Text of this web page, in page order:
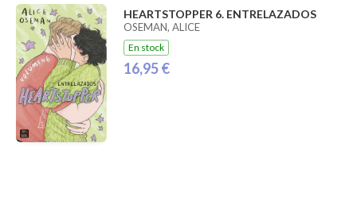
HEARTSTOPPER 6. ENTRELAZADOS
OSEMAN, ALICE
En stock
16,95 €